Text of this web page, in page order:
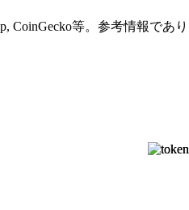
CoinGecko等。参考情報で